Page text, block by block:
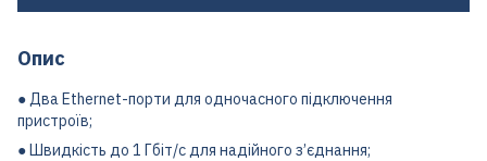
Опис
● Два Ethernet-порти для одночасного підключення
пристроїв;
● Швидкість до 1 Гбіт/с для надійного з’єднання;